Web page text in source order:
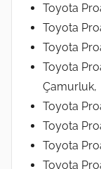
Toyota
Toyota
Toyota
Toyota
Çamurluk,
Toyota
Toyota
Toyota
Toyota